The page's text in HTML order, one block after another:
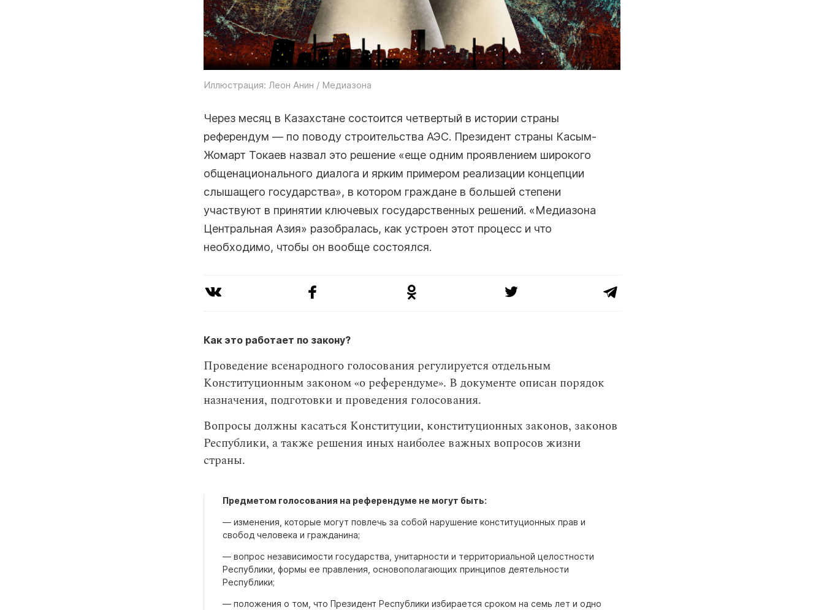
Иллюстрация: Леон Анин / Медиазона
Через месяц в Казахстане состоится четвертый в истории страны
референдум — по поводу строительства АЭС. Президент страны Касым-
Жомарт Токаев назвал это решение «еще одним проявлением широкого
общенационального диалога и ярким примером реализации концепции
слышащего государства», в котором граждане в большей степени
участвуют в принятии ключевых государственных решений. «Медиазона
Центральная Азия» разобралась, как устроен этот процесс и что
необходимо, чтобы он вообще состоялся.
Как это работает по закону?
Проведение всенародного голосования регулируется отдельным
Конституционным законом «о референдуме». В документе описан порядок
назначения, подготовки и проведения голосования.
Вопросы должны касаться Конституции, конституционных законов, законов
Республики, а также решения иных наиболее важных вопросов жизни
страны.
Предметом голосования на референдуме не могут быть:
— изменения, которые могут повлечь за собой нарушение конституционных прав и
свобод человека и гражданина;
— вопрос независимости государства, унитарности и территориальной целостности
Республики, формы ее правления, основополагающих принципов деятельности
Республики;
— положения о том, что Президент Республики избирается сроком на семь лет и одно